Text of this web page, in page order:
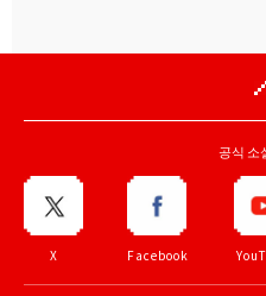
공식 소
X Facebook